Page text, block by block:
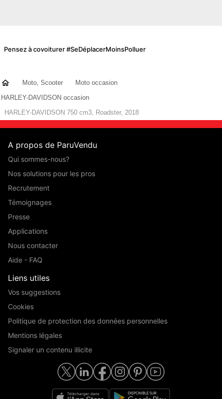
Pensez à covoiturer #SeDéplacerMoinsPolluer
Moto, Scooter
Moto occasion
HARLEY-DAVIDSON occasion
HARLEY-DAVIDSON 750 cm3, Roadster, 2018
A propos de ParuVendu
Qui sommes-nous?
Nos solutions pour les pros
Recrutement
Témoignages
Presse
Applications
Nous contacter
Aide - FAQ
Liens utiles
Vos suggestions
Cookies
Politique de protection des données personnelles
Mentions légales
Signaler un contenu illicite